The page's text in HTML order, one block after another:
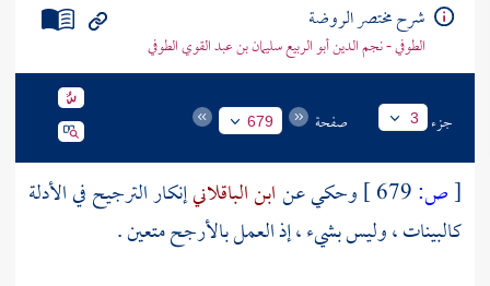
شرح مختصر الروضة
الطوفي - نجم الدين أبو الربيع سليمان بن عبد القوي الطوفي
جزء 3 صفحة 679
[ص: وحكي عنابن الباقلانيإنكار الترجيح في الأدلة
كالبينات ، وليس بشيء ، إذ العمل بالأرجح متعين .